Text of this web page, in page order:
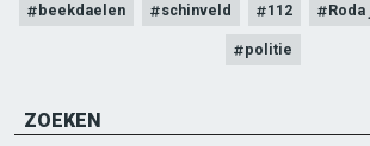
beekdaelen schinveld 112 Roda
politie
ZOEKEN